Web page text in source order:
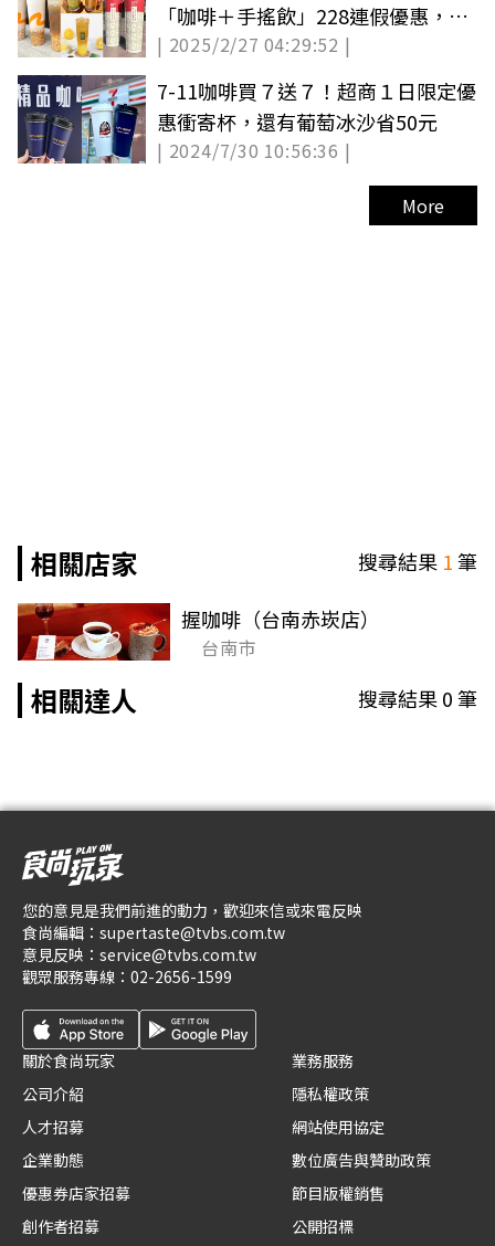
「咖啡＋手搖飲」228連假優惠，85
度C咖啡25元
| 2025/2/27 04:29:52 |
7-11咖啡買７送７！超商１日限定優
惠衝寄杯，還有葡萄冰沙省50元
| 2024/7/30 10:56:36 |
More
相關店家 搜尋結果 1筆
握咖啡（台南赤崁店）
台南市
相關達人 搜尋結果0筆
您的意見是我們前進的動力，歡迎來信或來電反映
食尚編輯： supertaste@tvbs.com.tw
意見反映： service@tvbs.com.tw
觀眾服務專線： 02-2656-1599
關於食尚玩家
公司介紹
人才招募
企業動態
優惠券店家招募
創作者招募
業務服務
隱私權政策
網站使用協定
數位廣告與贊助政策
節目版權銷售
公開招標